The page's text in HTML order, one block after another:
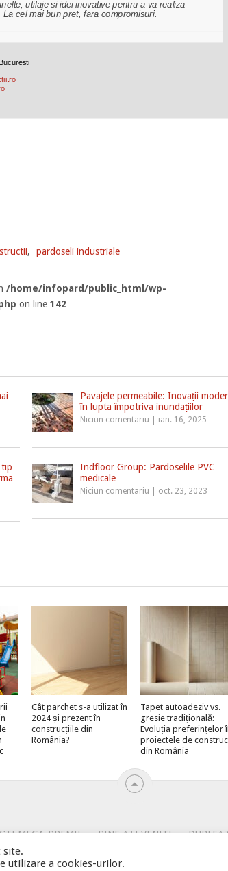
, pardoseli industriale
/home/infopard/public_html/wp-
on line 142
Pavajele permeabile: Inovații
în lupta împotriva inundațiilor
Niciun comentariu ian. 16, 2025
Indfloor Group: Pardoselile PVC
medicale
Niciun comentariu oct. 23, 2023
Cât parchet s-a utilizat în
2024 și prezent în
construcțiile din
România?
Tapet autoadeziv vs.
gresie tradițională:
Evoluția preferințelor
proiectele de
din România
MEGA-PREMII BINE AȚI VENIT!
DE UTILIZARE COOKIE-URI
site.
utilizare a cookies-urilor.